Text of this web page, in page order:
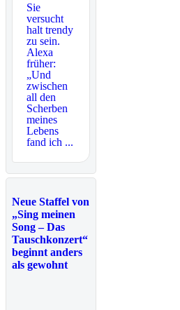
Sie
versucht
halt trendy
zu sein.
Alexa
früher:
„Und
zwischen
all den
Scherben
meines
Lebens
fand ich ...
Neue Staffel von
„Sing meinen
Song – Das
Tauschkonzert“
beginnt anders
als gewohnt